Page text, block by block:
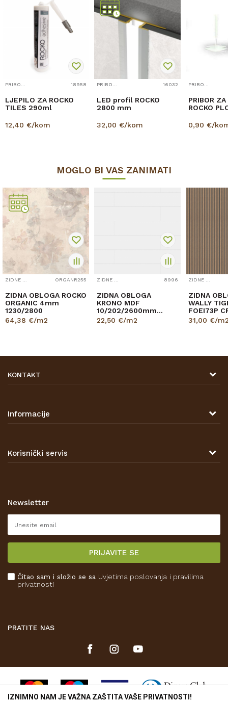
18958
LJEPILO ZA ROCKO
TILES 290ml
12,40 €/kom
16032
LED profil ROCKO
2800 mm
32,00 €/kom
PRIBOR
ROCKO
0,90 €/
MOGLO BI VAS ZANIMATI
ORGANR255
ZIDNA OBLOGA ROCKO
ORGANIC 4mm
1230/2800
64,38 €/m2
8996
ZIDNA OBLOGA
KRONO MDF
10/202/2600mm
p=3,151 9002 BIJELA
22,50 €/m2
ZIDNA
WALLY
FOEI73P
8/180/
31,00 €/
KONTAKT
47000 Karlovac
Informacije
Prodajna mjesta
Korisnički servis
Korištenje kolačića
Reklamacije
Isporuka
Kako kupiti
Newsletter
PRIJAVITE SE
Čitao sam i složio se sa Uvjetima poslovanja i pravilima
privatnosti
PRATITE NAS
IZNIMNO NAM JE VAŽNA ZAŠTITA VAŠE PRIVATNOSTI!